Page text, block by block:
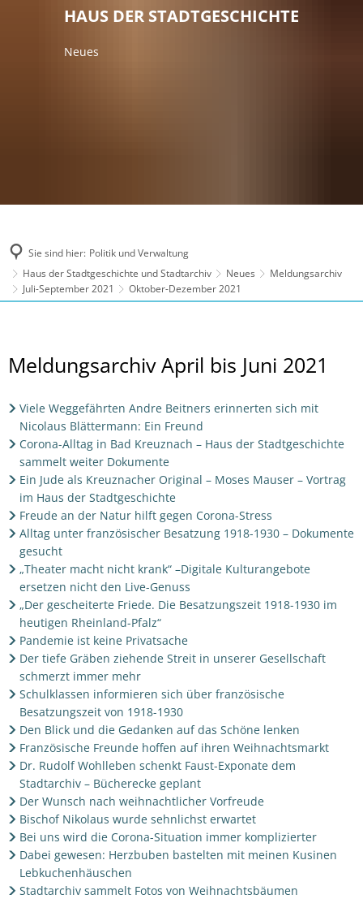
HAUS DER STADTGESCHICHTE
Neues
Sie sind hier: Politik und Verwaltung
Haus der Stadtgeschichte und Stadtarchiv
Neues
Meldungsarchiv
Juli-September 2021
Oktober-Dezember 2021
Oktober-
2021
Meldungsarchiv April bis Juni 2021
Viele Weggefährten Andre Beitners erinnerten sich mit
Nicolaus Blättermann: Ein Freund
Corona-Alltag in Bad Kreuznach – Haus der Stadtgeschichte
sammelt weiter Dokumente
Ein Jude als Kreuznacher Original – Moses Mauser – Vortrag
im Haus der Stadtgeschichte
Freude an der Natur hilft gegen Corona-Stress
Alltag unter französischer Besatzung 1918-1930 – Dokumente
gesucht
„Theater macht nicht krank“ –Digitale Kulturangebote
ersetzen nicht den Live-Genuss
„Der gescheiterte Friede. Die Besatzungszeit 1918-1930 im
heutigen Rheinland-Pfalz“
Pandemie ist keine Privatsache
Der tiefe Gräben ziehende Streit in unserer Gesellschaft
schmerzt immer mehr
Schulklassen informieren sich über französische
Besatzungszeit von 1918-1930
Den Blick und die Gedanken auf das Schöne lenken
Französische Freunde hoffen auf ihren Weihnachtsmarkt
Dr. Rudolf Wohlleben schenkt Faust-Exponate dem
Stadtarchiv – Bücherecke geplant
Der Wunsch nach weihnachtlicher Vorfreude
Bischof Nikolaus wurde sehnlichst erwartet
Bei uns wird die Corona-Situation immer komplizierter
Dabei gewesen: Herzbuben bastelten mit meinen Kusinen
Lebkuchenhäuschen
Stadtarchiv sammelt Fotos von Weihnachtsbäumen